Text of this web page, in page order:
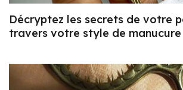
Décryptez les secrets de votre
travers votre style de manucure